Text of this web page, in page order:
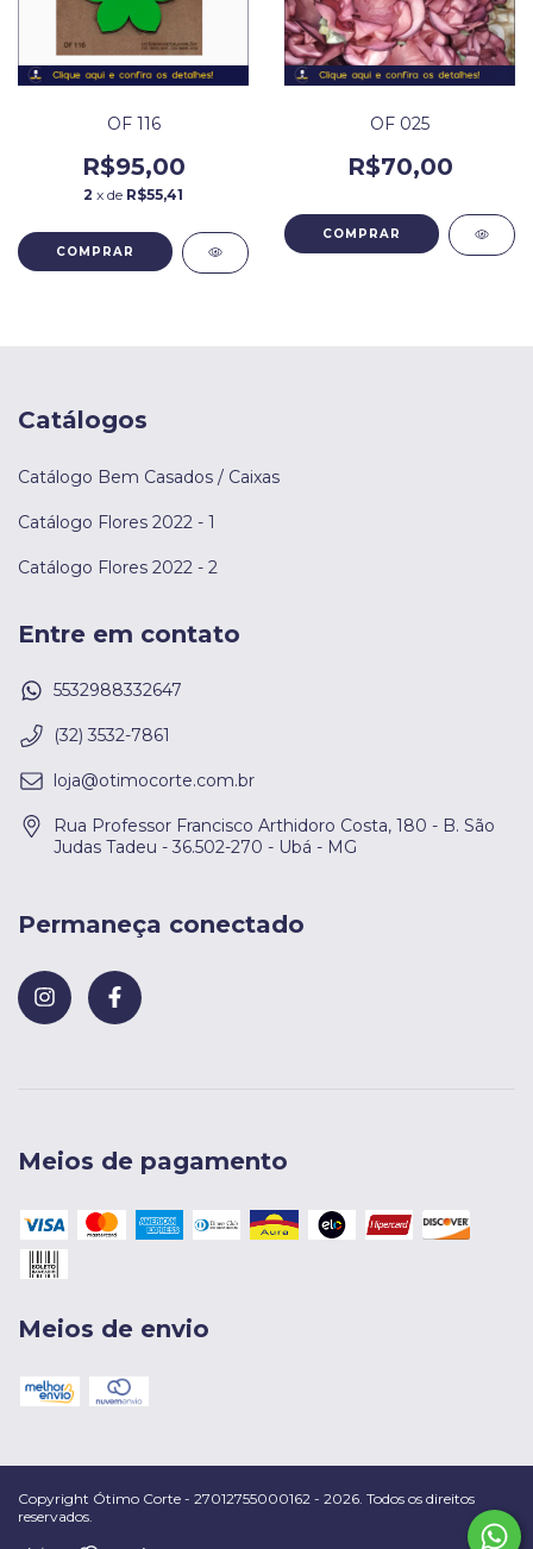
OF 116
R$95,00
2 x de R$55,41
OF 025
R$70,00
Catálogos
Catálogo Bem Casados / Caixas
Catálogo Flores 2022 - 1
Catálogo Flores 2022 - 2
Entre em contato
5532988332647
(32) 3532-7861
loja@otimocorte.com.br
Rua Professor Francisco Arthidoro Costa, 180 - B. São
Judas Tadeu - 36.502-270 - Ubá - MG
Permaneça conectado
Meios de pagamento
Meios de envio
Copyright Ótimo Corte - 27012755000162 - 2026. Todos os direitos
reservados.